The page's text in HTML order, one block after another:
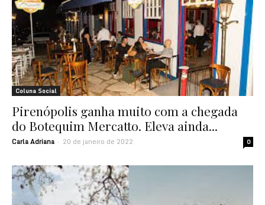
Coluna Social
Pirenópolis ganha muito com a chegada
do Botequim Mercatto. Eleva ainda...
Carla Adriana - 20 de janeiro de 2022 0